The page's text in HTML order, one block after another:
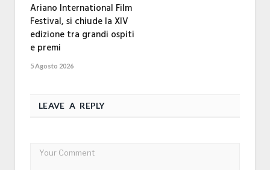
Ariano International Film
Festival, si chiude la XIV
edizione tra grandi ospiti
e premi
5 Agosto 2026
LEAVE A REPLY